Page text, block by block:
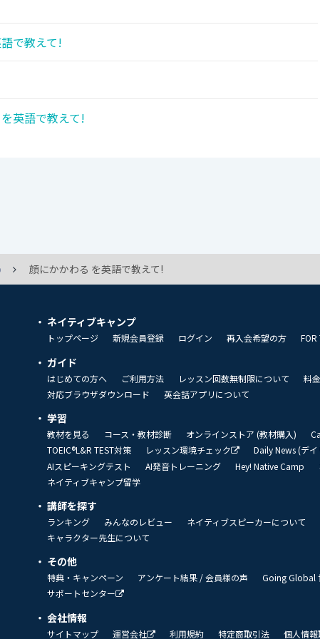
で教えて!
英語で教えて!
顔にかかわる を英語で教えて!
ネイティブキャンプ
トップページ 新規会員登録 ログイン 再入会希望の方 FOR
ガイド
はじめての方へ ご利用方法 レッスン回数無制限について 料
対応ブラウザダウンロード
英会話アプリについて
学習
教材を見る コース・教材診断 オンラインストア (教材購入)
TOEIC®L&R TEST対策
レッスン環境チェック Daily News (デ
AIスピーキングテスト
AI発音トレーニング Hey! Native Camp
ネイティブキャンプ留学
講師を探す
ランキング みんなのレビュー ネイティブスピーカーについて
キャラクター先生について
その他
特典・キャンペーン アンケート結果 / 会員様の声 Going Global
サポートセンター
会社情報
サイトマップ 運営会社 利用規約 特定商取引法 個人情